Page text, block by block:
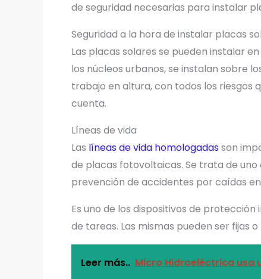
de seguridad necesarias para instalar
Seguridad a la hora de instalar placas
Las placas solares se pueden instalar
los núcleos urbanos, se instalan sobre
trabajo en altura, con todos los riesgos
cuenta.
Líneas de vida
Las líneas de vida homologadasson
de placas fotovoltaicas. Se trata de
prevención de accidentes por caídas
Es uno de los dispositivos de
de tareas. Las mismas pueden ser fijas
Leer más.. Micro Hidroeléctrica usa